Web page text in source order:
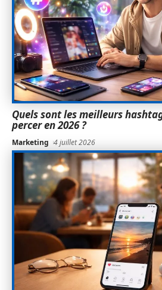
Quels sont les meilleurs
percer en 2026 ?
Marketing 4 juillet 2026